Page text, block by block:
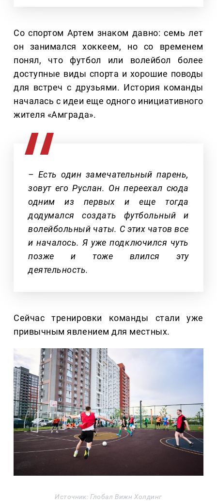
Со спортом Артем знаком давно: семь лет
он занимался хоккеем, но со временем
понял, что футбол или волейбол более
доступные виды спорта и хорошие поводы
для встреч с друзьями. История команды
началась с идеи еще одного инициативного
жителя «Амграда».
– Есть один замечательный парень,
зовут его Руслан. Он переехал сюда
одним из первых и еще тогда
додумался создать футбольный и
волейбольный чаты. С этих чатов все
и началось. Я уже подключился чуть
позже и тоже влился эту
деятельность.
Сейчас тренировки команды стали уже
привычным явлением для местных.
Источник: Глобал Вижн Холдинг